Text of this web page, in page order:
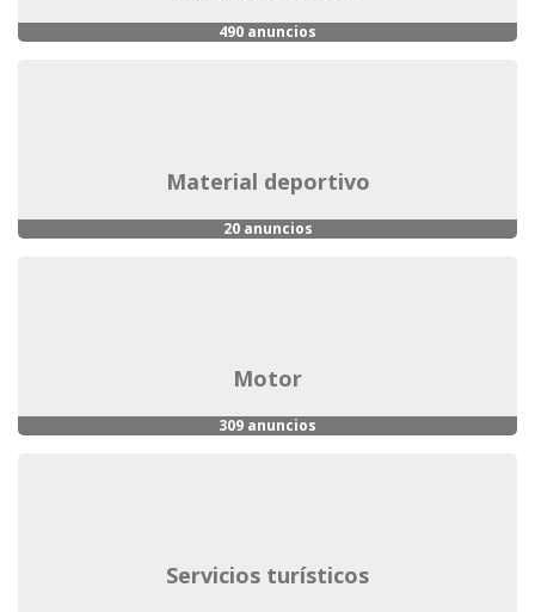
490 anuncios
material deportivo
20 anuncios
motor
309 anuncios
servicios turísticos